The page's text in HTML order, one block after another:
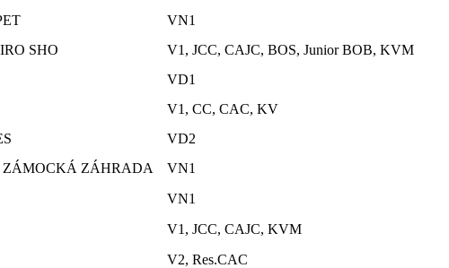
VN1
SHO
V1, JCC, CAJC, BOS, Junior BOB, KVM
VD1
V1, CC, CAC, KV
VD2
ZÁHRADA
VN1
VN1
V1, JCC, CAJC, KVM
V2, Res.CAC